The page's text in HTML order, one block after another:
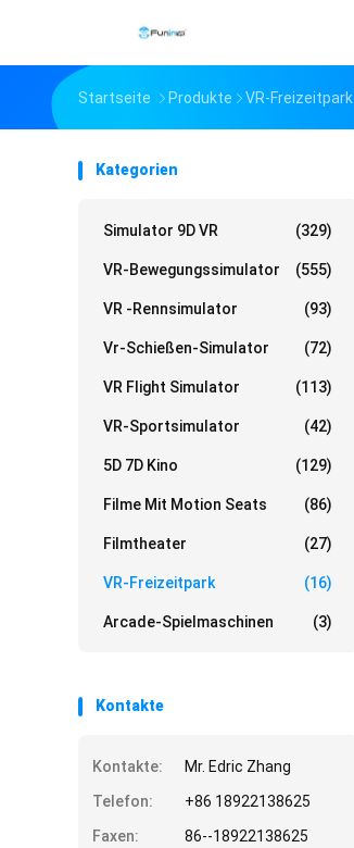
Startseite Produkte VR-Freizeitpark
Kategorien
Simulator 9D VR (329)
VR-Bewegungssimulator (555)
VR -Rennsimulator (93)
Vr-Schießen-Simulator (72)
VR Flight Simulator (113)
VR-Sportsimulator (42)
5D 7D Kino (129)
Filme Mit Motion Seats (86)
Filmtheater (27)
VR-Freizeitpark (16)
Arcade-Spielmaschinen (3)
Kontakte
Kontakte:
Mr. Edric Zhang
Telefon:
+86 18922138625
Faxen:
86--18922138625